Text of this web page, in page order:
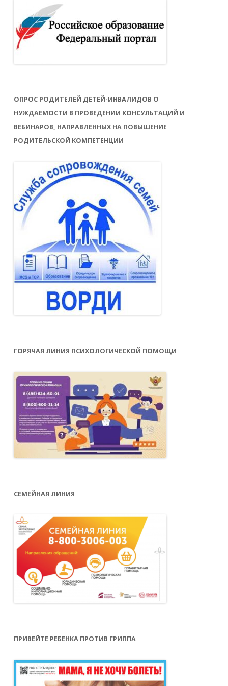
Отсутствие аппетита из-за стресса
Важно продумать отдых ребенка после
возвращения домой и в выходные,
предоставив ему возможность
переключить внимание и заняться
любимым делом. Снять стресс помогают
походы в горы, ролики, велосипед, разные
Как понять, что отсутствие аппетита
является симптомом болезни?
ОПРОС РОДИТЕЛЕЙ ДЕТЕЙ-ИНВАЛИДОВ О
НУЖДАЕМОСТИ В ПРОВЕДЕНИИ КОНСУЛЬТАЦИЙ И
ВЕБИНАРОВ, НАПРАВЛЕННЫХ НА ПОВЫШЕНИЕ
РОДИТЕЛЬСКОЙ КОМПЕТЕНЦИИ
ГОРЯЧАЯ ЛИНИЯ ПСИХОЛОГИЧЕСКОЙ ПОМОЩИ
СЕМЕЙНАЯ ЛИНИЯ
ПРИВЕЙТЕ РЕБЕНКА ПРОТИВ ГРИППА